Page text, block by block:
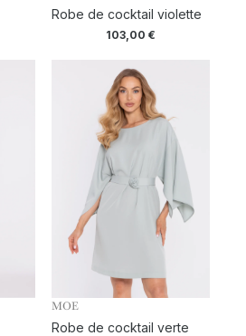
Robe de cocktail violette
103,00 €
MOE
Robe de cocktail verte